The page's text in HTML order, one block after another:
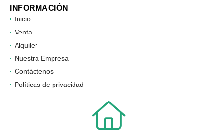
INFORMACIÓN
Inicio
Venta
Alquiler
Nuestra Empresa
Contáctenos
Políticas de privacidad